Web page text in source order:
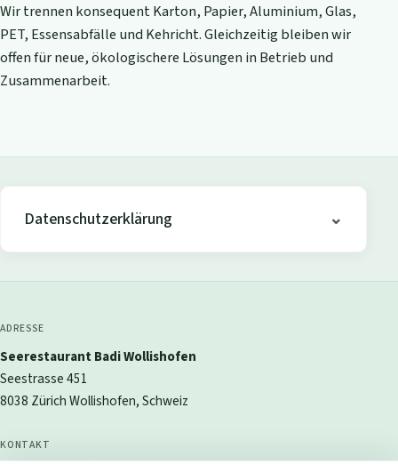
Wir trennen konsequent Karton, Papier, Aluminium, Glas,
PET, Essensabfälle und Kehricht. Gleichzeitig bleiben wir
offen für neue, ökologischere Lösungen in Betrieb und
Zusammenarbeit.
Datenschutzerklärung
ADRESSE
Seerestaurant Badi Wollishofen
Seestrasse 451
8038 Zürich Wollishofen, Schweiz
KONTAKT